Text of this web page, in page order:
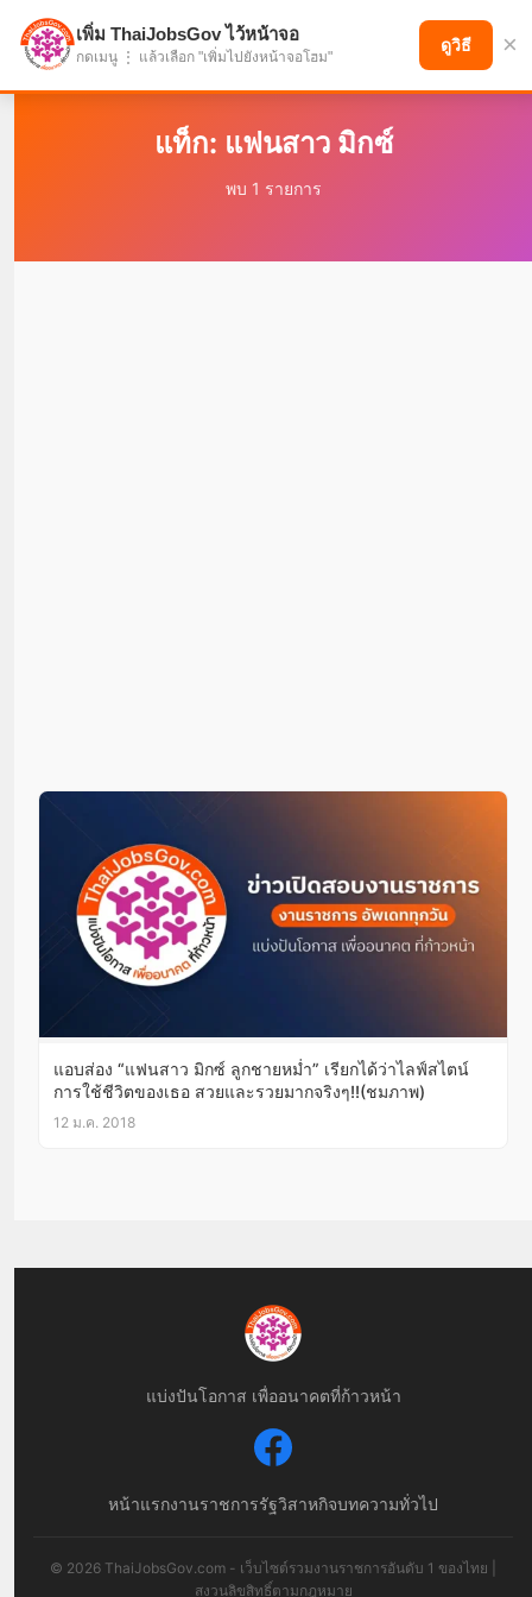
แบ่งปันโอกาส เพื่ออนาคตที่ก้าวหน้า
แท็ก: แฟนสาว มิกซ์
พบ 1 รายการ
แอบส่อง “แฟนสาว มิกซ์ ลูกชายหม่ำ” เรียกได้ว่าไลฟ์สไตน์
การใช้ชีวิตของเธอ สวยและรวยมากจริงๆ!!(ชมภาพ)
12 ม.ค. 2018
แบ่งปันโอกาส เพื่ออนาคตที่ก้าวหน้า
หน้าแรกงานราชการรัฐวิสาหกิจบทความทั่วไป
© 2026 ThaiJobsGov.com - เว็บไซต์รวมงานราชการอันดับ 1 ของไทย |
สงวนลิขสิทธิ์ตามกฎหมาย
เพิ่ม ThaiJobsGov ไว้หน้าจอ
กดเมนู ⋮ แล้วเลือก "เพิ่มไปยังหน้าจอโฮม"
ดูวิธี ×